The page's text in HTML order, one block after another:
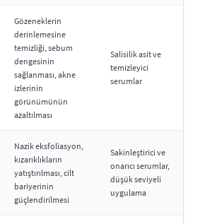
Gözeneklerin
derinlemesine
temizliği, sebum
dengesinin
sağlanması, akne
izlerinin
görünümünün
azaltılması
Salisilik asit ve
temizleyici
serumlar
Nazik eksfoliasyon,
kızarıklıkların
yatıştırılması, cilt
bariyerinin
güçlendirilmesi
Sakinleştirici ve
onarıcı serumlar,
düşük seviyeli
uygulama